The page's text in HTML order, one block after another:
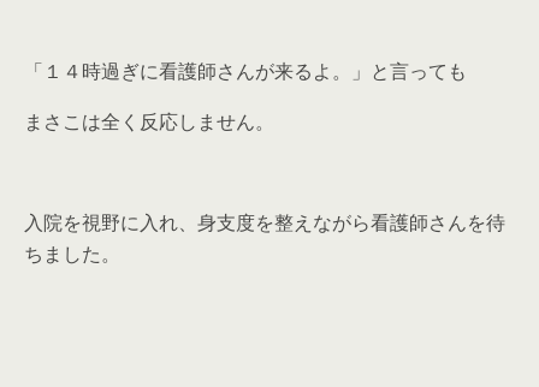
「１４時過ぎに看護師さんが来るよ。」と言っても
まさこは全く反応しません。
入院を視野に入れ、身支度を整えながら看護師さんを待
ちました。